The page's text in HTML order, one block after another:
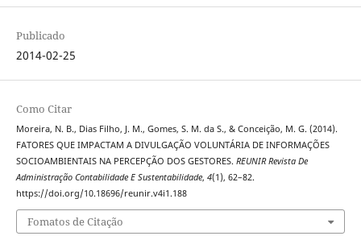
Publicado
2014-02-25
Como Citar
Moreira, N. B., Dias Filho, J. M., Gomes, S. M. da S., & Conceição, M. G. (2014).
FATORES QUE IMPACTAM A DIVULGAÇÃO VOLUNTÁRIA DE INFORMAÇÕES
SOCIOAMBIENTAIS NA PERCEPÇÃO DOS GESTORES. REUNIR Revista De
Administração Contabilidade E Sustentabilidade, 4(1), 62–82.
https://doi.org/10.18696/reunir.v4i1.188
Fomatos de Citação